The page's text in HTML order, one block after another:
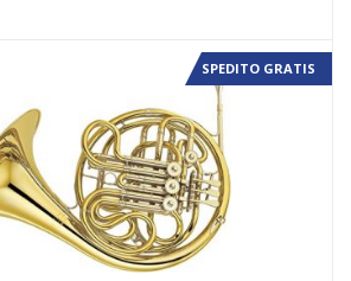
SPEDITO GRATIS